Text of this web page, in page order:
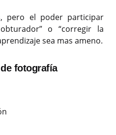
pero el poder participar
o “corregir la
sea mas ameno.
fotografía